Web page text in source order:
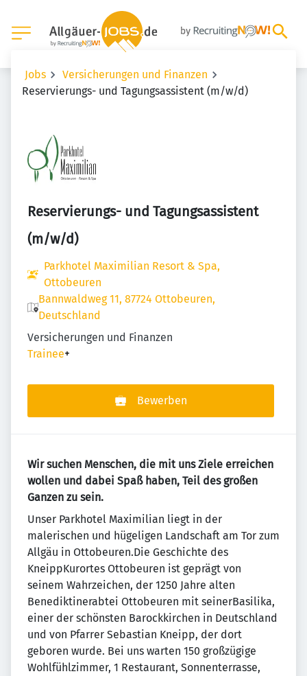
Jobs
Versicherungen und Finanzen
Reservierungs- und Tagungsassistent (m/w/d)
Reservierungs- und Tagungsassistent
(m/w/d)
Parkhotel Maximilian Resort & Spa,
Ottobeuren
Bannwaldweg 11, 87724 Ottobeuren,
Deutschland
Versicherungen und Finanzen
Trainee+
Bewerben
Wir suchen Menschen, die mit uns Ziele erreichen
wollen und dabei Spaß haben, Teil des großen
Ganzen zu sein.
Unser Parkhotel Maximilian liegt in der
malerischen und hügeligen Landschaft am Tor zum
Allgäu in Ottobeuren.Die Geschichte des
KneippKurortes Ottobeuren ist geprägt von
seinem Wahrzeichen, der 1250 Jahre alten
Benediktinerabtei Ottobeuren mit seinerBasilika,
einer der schönsten Barockkirchen in Deutschland
und von Pfarrer Sebastian Kneipp, der dort
geboren wurde. Bei uns warten 150 großzügige
Wohlfühlzimmer, 1 Restaurant, Sonnenterrasse,